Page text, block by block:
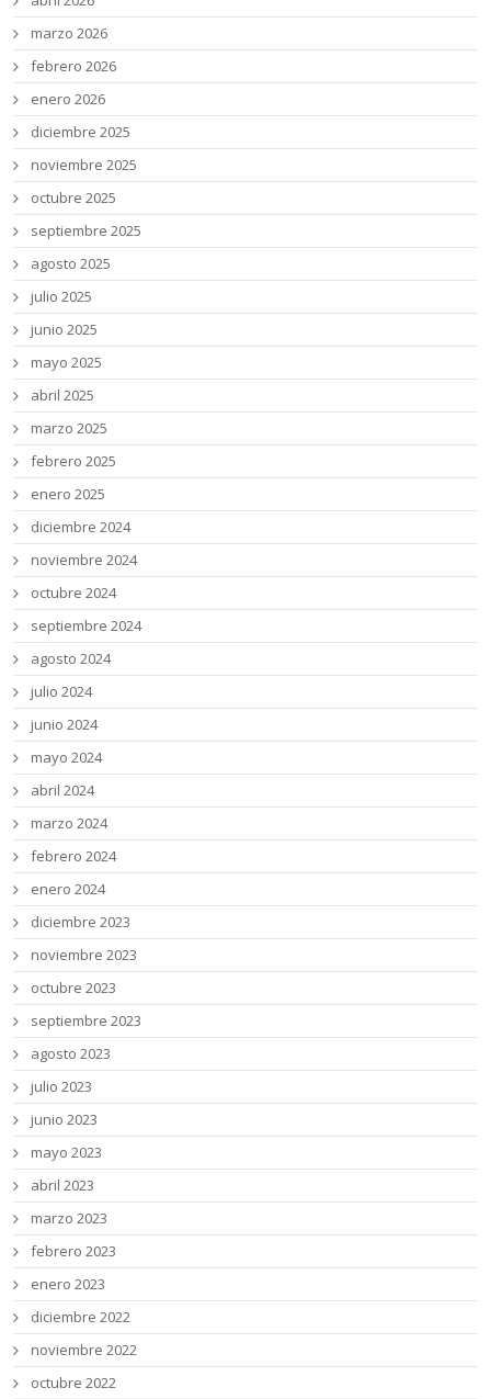
marzo 2026
febrero 2026
enero 2026
diciembre 2025
noviembre 2025
octubre 2025
septiembre 2025
agosto 2025
julio 2025
junio 2025
mayo 2025
abril 2025
marzo 2025
febrero 2025
enero 2025
diciembre 2024
noviembre 2024
octubre 2024
septiembre 2024
agosto 2024
julio 2024
junio 2024
mayo 2024
abril 2024
marzo 2024
febrero 2024
enero 2024
diciembre 2023
noviembre 2023
octubre 2023
septiembre 2023
agosto 2023
julio 2023
junio 2023
mayo 2023
abril 2023
marzo 2023
febrero 2023
enero 2023
diciembre 2022
noviembre 2022
octubre 2022